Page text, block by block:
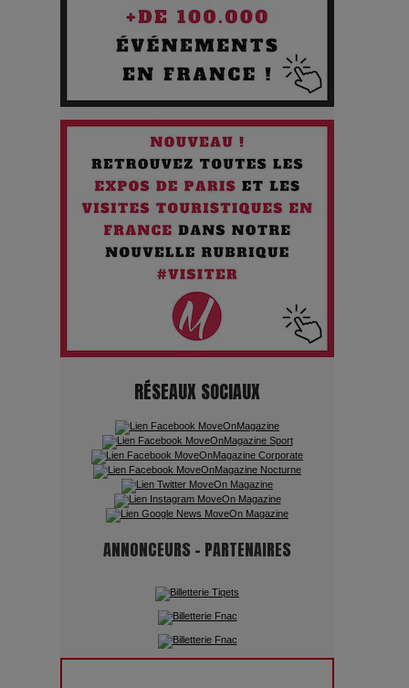
Les Enfants vont bien : Quand
la disparition devient un acte de
survie
Comment Prendre Soin de sa
Santé quand on Roule toute la
Journée
Pourquoi les Petites
Entreprises Créatives Deviennent
les Cibles des Hackers
Les 3 meilleures destinations
pour des vacances sportives !
Quand l'Opéra Rencontre l'IA :
Lola Volonakis, l'Artiste du
Paradoxe qui Chante le Futur
pouvoir : une plongée dans un
futur troublant
RÉSEAUX SOCIAUX
ANNONCEURS - PARTENAIRES